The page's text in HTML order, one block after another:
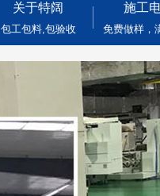
关于特阔
包工包料,包验收
施工
免费做样，